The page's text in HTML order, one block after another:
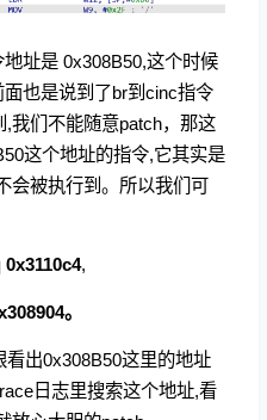
址是 0x308B50,这个时候
也是说到了br到cinc指令
我们不能随意patch，那这
这个地址的指令,它其实是
会被执行到。所以我们可
0x3110c4,
。
出0x308B50这里的地址
日志里搜索这个地址,看